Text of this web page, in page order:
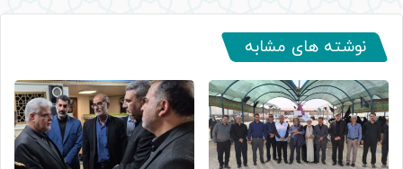
نوشته های مشابه